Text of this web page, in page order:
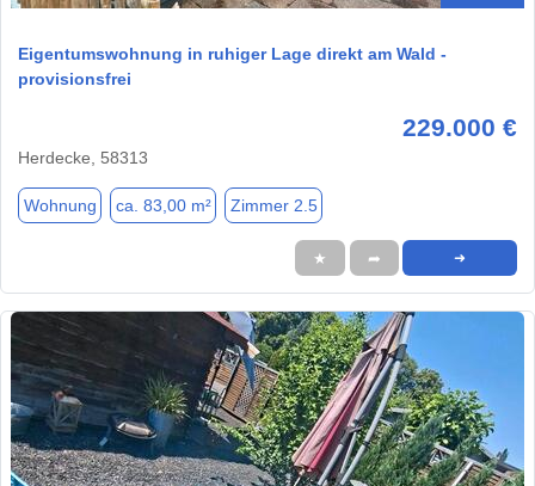
Eigentumswohnung in ruhiger Lage direkt am Wald -
provisionsfrei
229.000 €
Herdecke, 58313
Wohnung ca. 83,00 m² Zimmer 2.5
★ ➦ ➜